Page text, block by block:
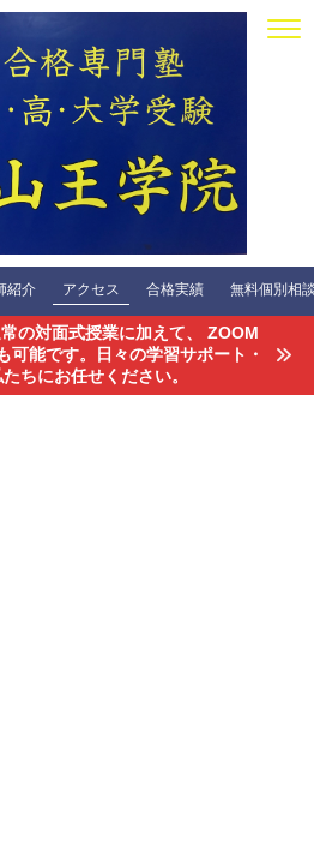
紹介 アクセス 合格実績 無料個別相
の対面式授業に加えて、 ZOOM
可能です。日々の学習サポート・
ちにお任せください。